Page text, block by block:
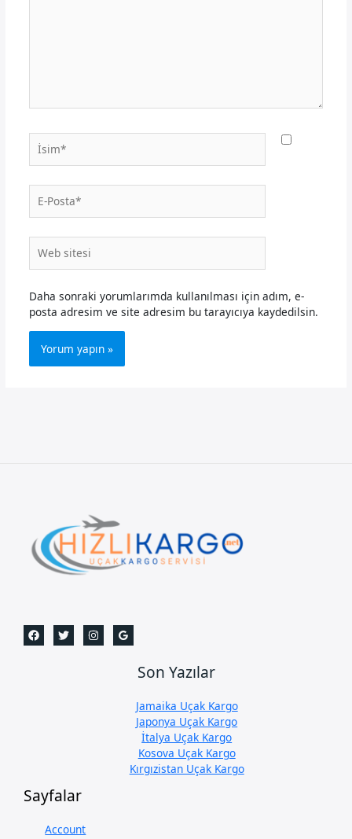
Posta*
sitesi
Daha sonraki yorumlarımda kullanılması için adım, e-
posta adresim ve site adresim bu tarayıcıya kaydedilsin.
Son Yazılar
Jamaika Uçak Kargo
Japonya Uçak Kargo
İtalya Uçak Kargo
Kosova Uçak Kargo
Kırgızistan Uçak Kargo
Sayfalar
Account